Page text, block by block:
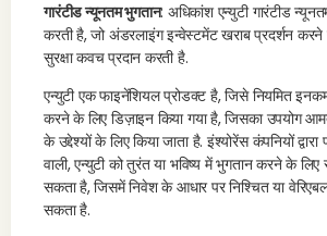
गारंटीड न्यूनतम भुगतान: अधिकांश एन्युटी गारंटीड
करती है, जो अंडरलाइंग इन्वेस्टमेंट खराब प्रदर्शन करने
सुरक्षा कवच प्रदान करती है.
एन्युटी एक फाइनेंशियल प्रोडक्ट है, जिसे नियमित
करने के लिए डिज़ाइन किया गया है, जिसका उपयोग
के उद्देश्यों के लिए किया जाता है. इंश्योरेंस कंपनियों
वाली, एन्युटी को तुरंत या भविष्य में भुगतान करने के लिए
सकता है, जिसमें निवेश के आधार पर निश्चित या
सकता है.